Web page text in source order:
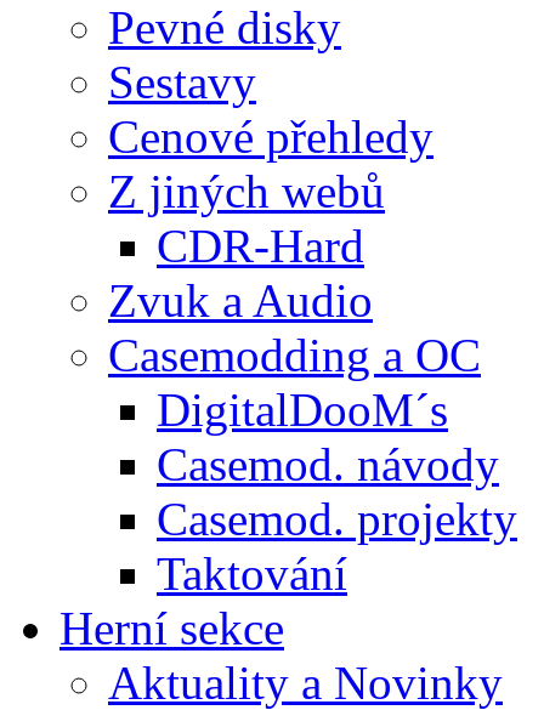
Pevné disky
Sestavy
Cenové přehledy
Z jiných webů
CDR-Hard
Zvuk a Audio
Casemodding a OC
DigitalDooM´s
Casemod. návody
Casemod. projekty
Taktování
Herní sekce
Aktuality a Novinky